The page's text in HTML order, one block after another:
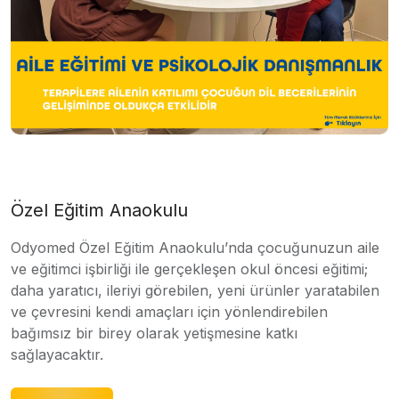
Özel Eğitim Anaokulu
Odyomed Özel Eğitim Anaokulu’nda çocuğunuzun aile
ve eğitimci işbirliği ile gerçekleşen okul öncesi eğitimi;
daha yaratıcı, ileriyi görebilen, yeni ürünler yaratabilen
ve çevresini kendi amaçları için yönlendirebilen
bağımsız bir birey olarak yetişmesine katkı
sağlayacaktır.